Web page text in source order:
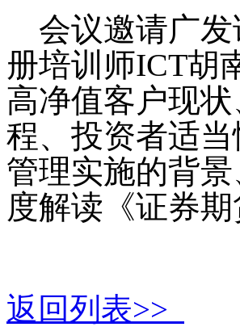
会议邀请广
册培训师ICT胡
高净值客户现状
程、投资者适
管理实施的背
度解读《证券
返回列表>>